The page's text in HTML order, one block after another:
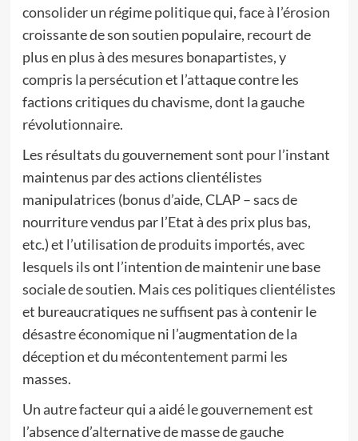
consolider un régime politique qui, face à l’érosion
croissante de son soutien populaire, recourt de
plus en plus à des mesures bonapartistes, y
compris la persécution et l’attaque contre les
factions critiques du chavisme, dont la gauche
révolutionnaire.
Les résultats du gouvernement sont pour l’instant
maintenus par des actions clientélistes
manipulatrices (bonus d’aide, CLAP – sacs de
nourriture vendus par l’Etat à des prix plus bas,
etc.) et l’utilisation de produits importés, avec
lesquels ils ont l’intention de maintenir une base
sociale de soutien. Mais ces politiques clientélistes
et bureaucratiques ne suffisent pas à contenir le
désastre économique ni l’augmentation de la
déception et du mécontentement parmi les
masses.
Un autre facteur qui a aidé le gouvernement est
l’absence d’alternative de masse de gauche